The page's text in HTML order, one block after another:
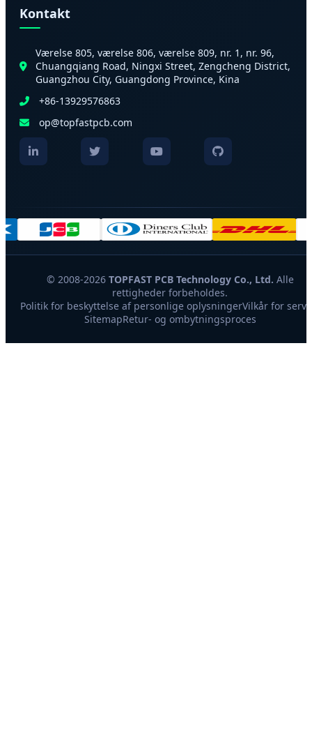
Kontakt
Værelse 805, værelse 806, værelse 809, nr. 1, nr. 96,
Chuangqiang Road, Ningxi Street, Zengcheng District,
Guangzhou City, Guangdong Province, Kina
+86-13929576863
op@topfastpcb.com
© 2008-2026 TOPFAST PCB Technology Co., Ltd. Alle
rettigheder forbeholdes.
Politik for beskyttelse af personlige oplysningerVilkår for
SitemapRetur- og ombytningsproces